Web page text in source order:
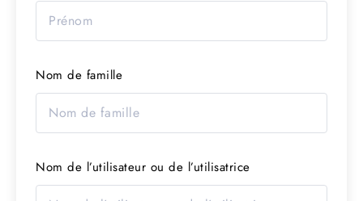
Nom de famille
Nom de l’utilisateur ou de l’utilisatrice